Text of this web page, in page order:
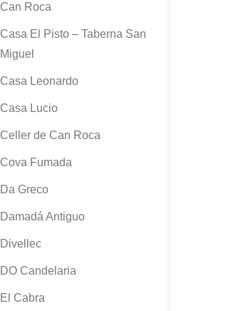
Can Roca
Casa El Pisto – Taberna San
Miguel
Casa Leonardo
Casa Lucio
Celler de Can Roca
Cova Fumada
Da Greco
Damadá Antiguo
Divellec
DO Candelaria
El Cabra